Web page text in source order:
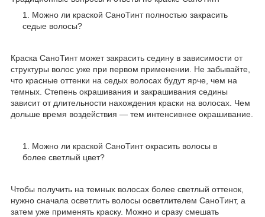
Можно ли краской СаноТинт полностью закрасить
седые волосы?
Краска СаноТинт может закрасить седину в зависимости от
структуры волос уже при первом применении. Не забывайте,
что красные оттенки на седых волосах будут ярче, чем на
темных. Степень окрашивания и закрашивания седины
зависит от длительности нахождения краски на волосах. Чем
дольше время воздействия — тем интенсивнее окрашивание.
Можно ли краской СаноТинт окрасить волосы в
более светлый цвет?
Чтобы получить на темных волосах более светлый оттенок,
нужно сначала осветлить волосы осветлителем СаноТинт, а
затем уже применять краску. Можно и сразу смешать